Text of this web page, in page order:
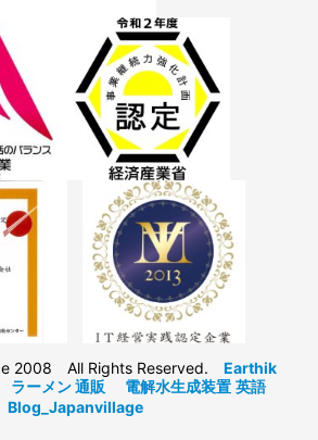
2008 All Rights Reserved. Earthik
ラーメン 通販 電解水生成装置 英語
Blog_Japanvillage